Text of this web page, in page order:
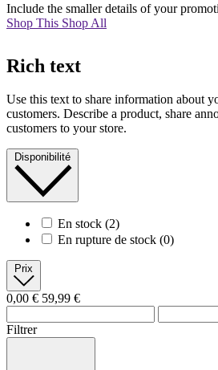
Include the smaller details of your
Shop This Shop All
Rich text
Use this text to share information about
customers. Describe a product, share
customers to your store.
Disponibilité
En stock (2)
En rupture de stock (0)
Prix
0,00 € 59,99 €
Filtrer